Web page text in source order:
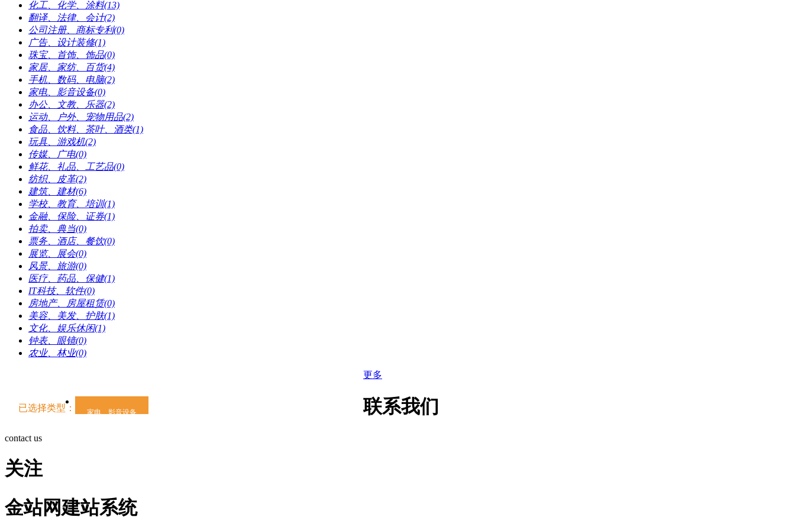
化工、化学、涂料(13)
翻译、法律、会计(2)
公司注册、商标专利(0)
广告、设计装修(1)
珠宝、首饰、饰品(0)
家居、家纺、百货(4)
手机、数码、电脑(2)
家电、影音设备(0)
办公、文教、乐器(2)
运动、户外、宠物用品(2)
食品、饮料、茶叶、酒类(1)
玩具、游戏机(2)
传媒、广电(0)
鲜花、礼品、工艺品(0)
纺织、皮革(2)
建筑、建材(6)
学校、教育、培训(1)
金融、保险、证券(1)
拍卖、典当(0)
票务、酒店、餐饮(0)
展览、展会(0)
风景、旅游(0)
医疗、药品、保健(1)
IT科技、软件(0)
房地产、房屋租赁(0)
美容、美发、护肤(1)
文化、娱乐休闲(1)
钟表、眼镜(0)
农业、林业(0)
已选择类型： 家电、影音设备
更多
联系我们
contact us
关注
金站网建站系统